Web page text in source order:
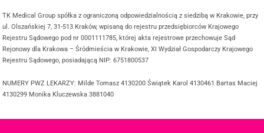
TK Medical Group spółka z ograniczoną odpowiedzialnością z siedzibą w Krakowie, przy
ul. Olszańskiej 7, 31-513 Kraków, wpisaną do rejestru przedsiębiorców Krajowego
Rejestru Sądowego pod nr 0001111785, której akta rejestrowe przechowuje Sąd
Rejonowy dla Krakowa – Śródmieścia w Krakowie, XI Wydział Gospodarczy Krajowego
Rejestru Sądowego, posiadającą NIP: 6751800537
NUMERY PWZ LEKARZY: Milde Tomasz 4130200 Świątek Karol 4130461 Bartas Maciej
4130299 Monika Kluczewska 3881040